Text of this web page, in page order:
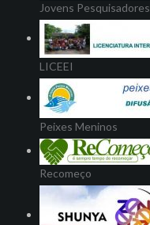
Jovens Pesquisadores
LICEEI
Peixes Meninos
Recomeço